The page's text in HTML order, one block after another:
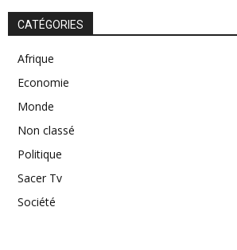
CATÉGORIES
Afrique
Economie
Monde
Non classé
Politique
Sacer Tv
Société